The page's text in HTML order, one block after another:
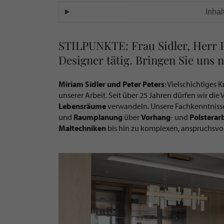
STILPUNKTE: Frau Sidler,
Designer tätig. Bringen Sie uns
Miriam Sidler und Peter Peters: Vielschichtiges
unserer Arbeit. Seit über 25 Jahren dürfen wir
Lebensräumeverwandeln. Unsere
und Raumplanung überVorhang- und
Maltechniken bis hin zu komplexen,